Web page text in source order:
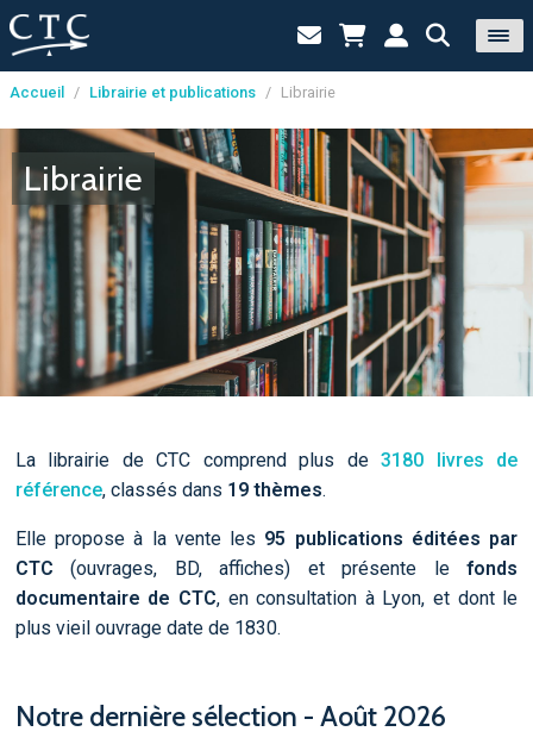
Panneau de gestion des cookies
Accueil / Librairie et publications / Librairie
Librairie
La librairie de CTC comprend plus de3180 livres de
référence, classés dans 19 thèmes.
Elle propose à la vente les 95 publications éditées par
CTC (ouvrages, BD, affiches) et présente lefonds
documentaire de CTC, en consultation à Lyon, et dont le
plus vieil ouvrage date de 1830.
Notre dernière sélection - Août 2026